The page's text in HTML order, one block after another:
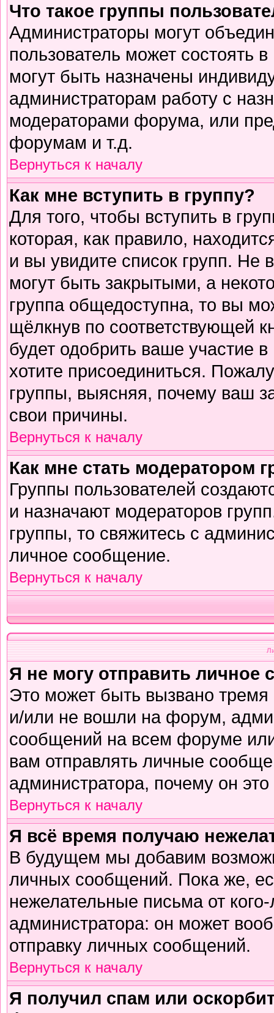
Что такое группы
Администраторы могут
пользователь может состоять
могут быть назначены
администраторам работу с
модераторами форума, или
форумам и т.д.
Вернуться к началу
Как мне вступить в группу?
Для того, чтобы вступить в
которая, как правило,
и вы увидите список групп. Не
могут быть закрытыми, а
группа общедоступна, то вы
щёлкнув по соответствующей
будет одобрить ваше участие
хотите присоединиться.
группы, выясняя, почему ваш
свои причины.
Вернуться к началу
Как мне стать модератором
Группы пользователей
и назначают модераторов
группы, то свяжитесь с
личное сообщение.
Вернуться к началу
Я не могу отправить личное
Это может быть вызвано
и/или не вошли на форум,
сообщений на всем форуме
вам отправлять личные
администратора, почему он
Вернуться к началу
Я всё время получаю
В будущем мы добавим
личных сообщений. Пока же,
нежелательные письма от
администратора: он может
отправку личных сообщений.
Вернуться к началу
Я получил спам или